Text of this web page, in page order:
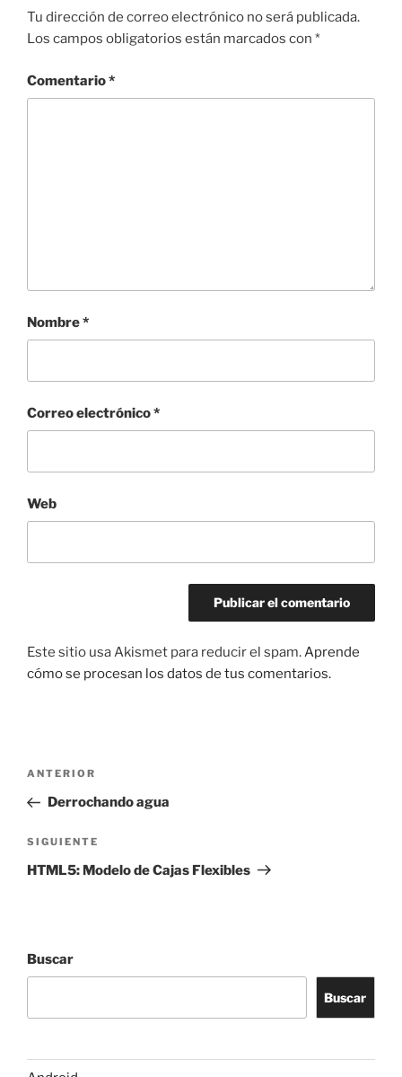
Tu dirección de correo electrónico no será publicada.
Los campos obligatorios están marcados con *
Comentario*
Nombre*
Correo electrónico*
Web
Este sitio usa Akismet para reducir el spam.Aprende
cómo se procesan los datos de tus comentarios.
Navegación
entradas
Entrada
anterior:
ANTERIOR
Derrochando agua
Siguiente
entrada
SIGUIENTE
HTML5: Modelo de Cajas Flexibles
Buscar
Buscar